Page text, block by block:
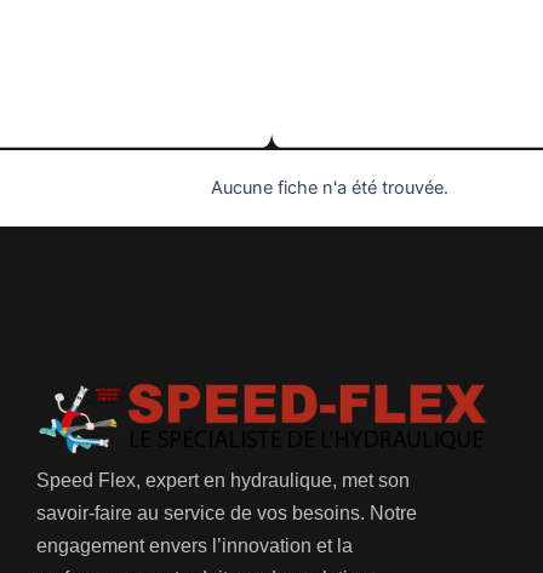
Aucune fiche n'a été trouvée.
Speed Flex, expert en hydraulique, met son
savoir-faire au service de vos besoins. Notre
engagement envers l’innovation et la